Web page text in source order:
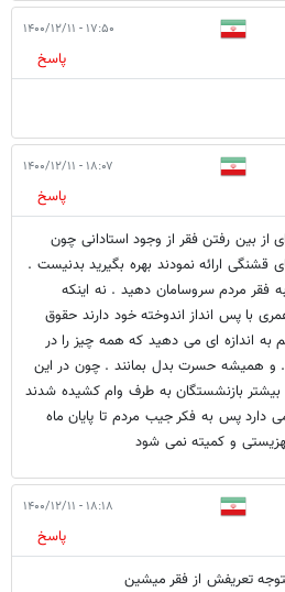
۱۷:۵۰ - ۱۴۰۰/۱۲/۱۱
پاسخ
۱۸:۰۷ - ۱۴۰۰/۱۲/۱۱
پاسخ
از بین رفتن فقر از وجود استادانی چون
قشنگی ارائه نمودند بهره بگیرید بدنیست .
فقر مردم سروسامان دهید . نه اینکه
با پس انداز اندوخته خود دارند حقوق
اندازه ای می دهید که همه چیز را در
و همیشه حسرت بدل بمانند . چون در این
بازنشستگان به طرف وام کشیده شدند
دارد پس به فکر جیب مردم تا پایان ماه
و کمیته نمی شود
۱۸:۱۸ - ۱۴۰۰/۱۲/۱۱
پاسخ
تعریفش از فقر میشین